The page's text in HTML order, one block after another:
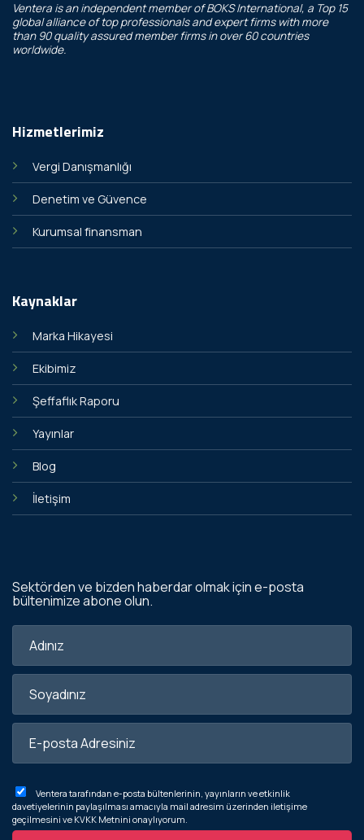
Ventera is an independent member ofBOKS International, a Top 15
global alliance of top professionals and expert firms with more
than 90 quality assured member firms in over 60 countries
worldwide.
Hizmetlerimiz
Vergi Danışmanlığı
Denetim ve Güvence
Kurumsal finansman
Kaynaklar
Marka Hikayesi
Ekibimiz
Şeffaflık Raporu
Yayınlar
Blog
İletişim
Sektörden ve bizden haberdar olmak için e-posta
bültenimize abone olun.
Ventera tarafından e-posta bültenlerinin, yayınların ve etkinlik
davetiyelerinin paylaşılması amacıyla mail adresim üzerinden iletişime
geçilmesini ve KVKK Metnini onaylıyorum.